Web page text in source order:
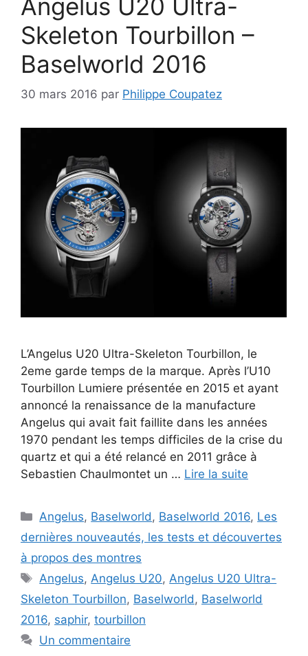
Angelus U20 Ultra-
Skeleton Tourbillon –
Baselworld 2016
30 mars 2016 par Philippe Coupatez
L’Angelus U20 Ultra-Skeleton Tourbillon, le
2eme garde temps de la marque. Après l’U10
Tourbillon Lumiere présentée en 2015 et ayant
annoncé la renaissance de la manufacture
Angelus qui avait fait faillite dans les années
1970 pendant les temps difficiles de la crise du
quartz et qui a été relancé en 2011 grâce à
Sebastien Chaulmontet un … Lire la suite
Catégories
Angelus, Baselworld, Baselworld 2016, Les
dernières nouveautés, les tests et découvertes
à propos des montres
Étiquettes
Angelus,Angelus U20,Angelus U20 Ultra-
Skeleton Tourbillon, Baselworld, Baselworld
2016, saphir, tourbillon
Un commentaire